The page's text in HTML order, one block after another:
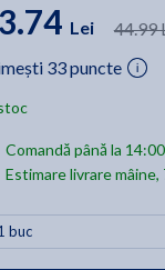
Lei
44.99
33 puncte
Comandă până la
Estimare livrare mâine,